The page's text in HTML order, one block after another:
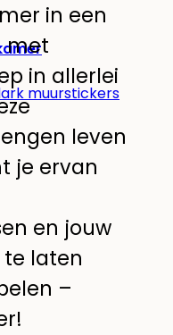
muurstickers
in een
met
in allerlei
leven
je ervan
en jouw
te laten
–